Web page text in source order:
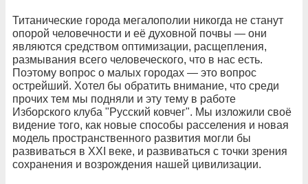
Титанические города мегалополии никогда не станут
опорой человечности и её духовной почвы — они
являются средством оптимизации, расщепления,
размывания всего человеческого, что в нас есть.
Поэтому вопрос о малых городах — это вопрос
острейший. Хотел бы обратить внимание, что среди
прочих тем мы подняли и эту тему в работе
Изборского клуба "Русский ковчег". Мы изложили своё
видение того, как новые способы расселения и новая
модель пространственного развития могли бы
развиваться в XXI веке, и развиваться с точки зрения
сохранения и возрождения нашей цивилизации.